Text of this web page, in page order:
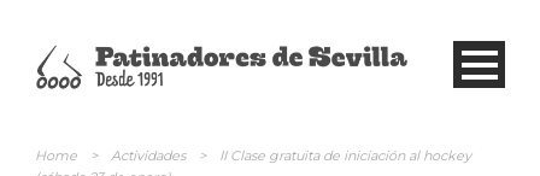
Home > Actividades >
II Clase gratuita de iniciación al hockey